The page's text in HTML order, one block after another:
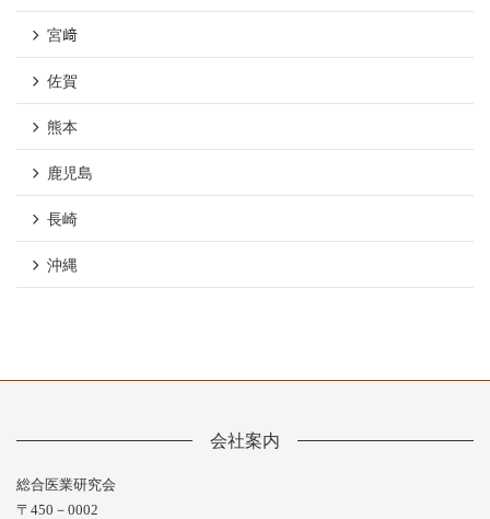
宮﨑
佐賀
熊本
鹿児島
長崎
沖縄
会社案内
総合医業研究会
〒450－0002